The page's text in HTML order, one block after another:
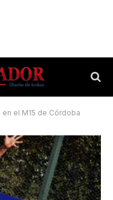
el M15 de Córdoba